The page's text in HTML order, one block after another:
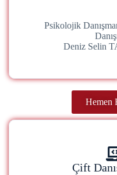
Psikolojik
Deniz Selin
Hemen
Çift